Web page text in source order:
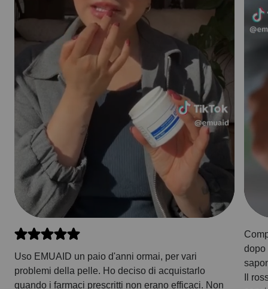
Uso EMUAID un paio d'anni ormai, per vari
problemi della pelle. Ho deciso di acquistarlo
quando i farmaci prescritti non erano efficaci. Non
dopo
Il